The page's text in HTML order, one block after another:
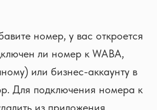
номер, у вас откроется
ли номер к WABA,
или бизнес-аккаунту в
Для подключения номера к